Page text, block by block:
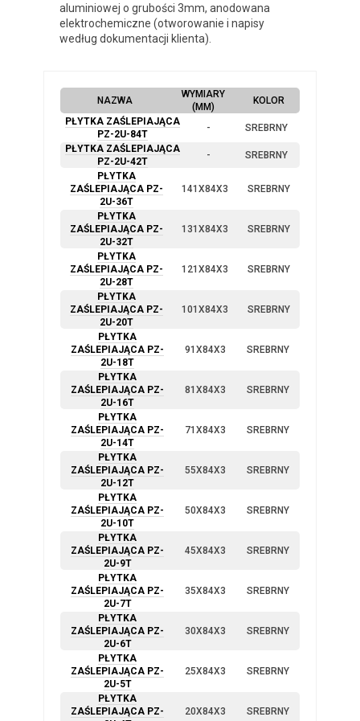
aluminiowej o grubości 3mm, anodowana
elektrochemiczne (otworowanie i napisy
według dokumentacji klienta).
NAZWA
WYMIARY
(MM)
KOLOR
PŁYTKA ZAŚLEPIAJĄCA
PZ-2U-84T
-
SREBRNY
PŁYTKA ZAŚLEPIAJĄCA
PZ-2U-42T
-
SREBRNY
PŁYTKA
ZAŚLEPIAJĄCA PZ-
2U-36T
141X84X3 SREBRNY
PŁYTKA
ZAŚLEPIAJĄCA PZ-
2U-32T
131X84X3 SREBRNY
PŁYTKA
ZAŚLEPIAJĄCA PZ-
2U-28T
121X84X3 SREBRNY
PŁYTKA
ZAŚLEPIAJĄCA PZ-
2U-20T
101X84X3 SREBRNY
PŁYTKA
ZAŚLEPIAJĄCA PZ-
2U-18T
91X84X3 SREBRNY
PŁYTKA
ZAŚLEPIAJĄCA PZ-
2U-16T
81X84X3 SREBRNY
PŁYTKA
ZAŚLEPIAJĄCA PZ-
2U-14T
71X84X3 SREBRNY
PŁYTKA
ZAŚLEPIAJĄCA PZ-
2U-12T
55X84X3 SREBRNY
PŁYTKA
ZAŚLEPIAJĄCA PZ-
2U-10T
50X84X3 SREBRNY
PŁYTKA
ZAŚLEPIAJĄCA PZ-
2U-9T
45X84X3 SREBRNY
PŁYTKA
ZAŚLEPIAJĄCA PZ-
2U-7T
35X84X3 SREBRNY
PŁYTKA
ZAŚLEPIAJĄCA PZ-
2U-6T
30X84X3 SREBRNY
PŁYTKA
ZAŚLEPIAJĄCA PZ-
2U-5T
25X84X3 SREBRNY
PŁYTKA
ZAŚLEPIAJĄCA PZ-
20X84X3 SREBRNY